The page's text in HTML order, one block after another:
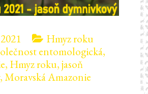
Hmyz roku
entomologická,
, Hmyz roku,jasoň
,Moravská Amazonie